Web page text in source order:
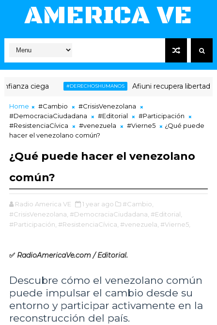
AMERICA VE
ciega #DERECHOSHUMANOS Afiuni recupera libertad
Home #Cambio
#CrisisVenezolana
#DemocraciaCiudadana
#Editorial
#Participación
#ResistenciaCívica
#venezuela #Vierne5
¿Qué puede
hacer el venezolano común?
¿Qué puede hacer el venezolano
común?
Radio America VE 1 year ago
#Cambio,
#CrisisVenezolana, #DemocraciaCiudadana, #Editorial,
#Participación, #ResistenciaCívica, #venezuela, #Vierne5,
✅ RadioAmericaVe.com / Editorial.
Descubre cómo el venezolano común
puede impulsar el cambio desde su
entorno y participar activamente en la
reconstrucción del país.